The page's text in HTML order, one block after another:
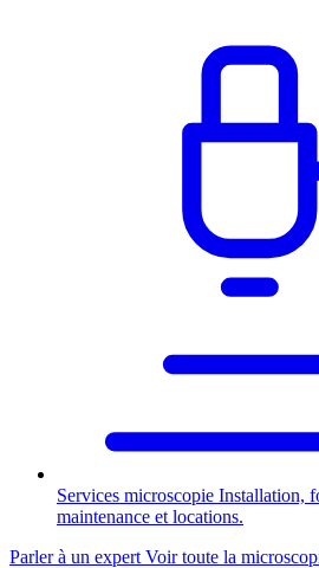
Services microscopie Installation,
maintenance et locations.
Parler à un expert Voir toute la